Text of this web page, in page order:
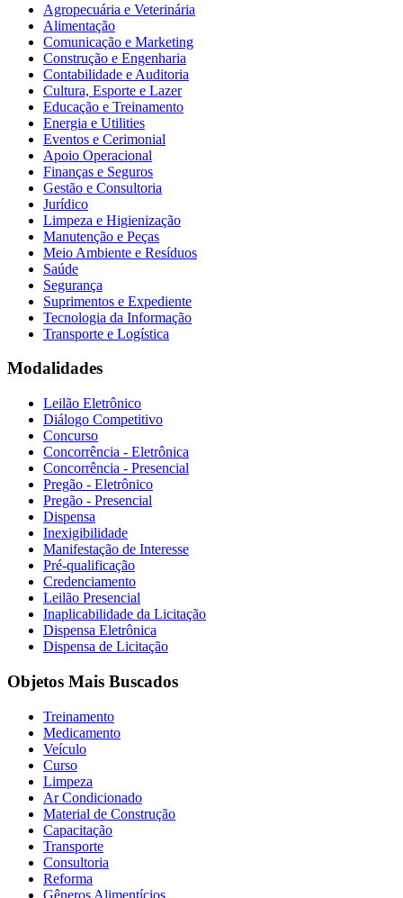
Agropecuária e Veterinária
Alimentação
Comunicação e Marketing
Construção e Engenharia
Contabilidade e Auditoria
Cultura, Esporte e Lazer
Educação e Treinamento
Energia e Utilities
Eventos e Cerimonial
Apoio Operacional
Finanças e Seguros
Gestão e Consultoria
Jurídico
Limpeza e Higienização
Manutenção e Peças
Meio Ambiente e Resíduos
Saúde
Segurança
Suprimentos e Expediente
Tecnologia da Informação
Transporte e Logística
Modalidades
Leilão Eletrônico
Diálogo Competitivo
Concurso
Concorrência - Eletrônica
Concorrência - Presencial
Pregão - Eletrônico
Pregão - Presencial
Dispensa
Inexigibilidade
Manifestação de Interesse
Pré-qualificação
Credenciamento
Leilão Presencial
Inaplicabilidade da Licitação
Dispensa Eletrônica
Dispensa de Licitação
Objetos Mais Buscados
Treinamento
Medicamento
Veículo
Curso
Limpeza
Ar Condicionado
Material de Construção
Capacitação
Transporte
Consultoria
Reforma
Gêneros Alimentícios